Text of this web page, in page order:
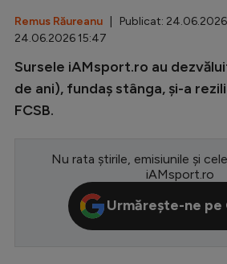
Champions League
CM 2026
Premier League
LaLiga
Remus Răureanu | Publicat:
24.06.2026 15:47
Sursele iAMsport.ro au
de ani), fundaș stânga, și-a
FCSB.
Nu rata știrile, emisiunile și
iAMsport.ro
Urmărește-ne pe